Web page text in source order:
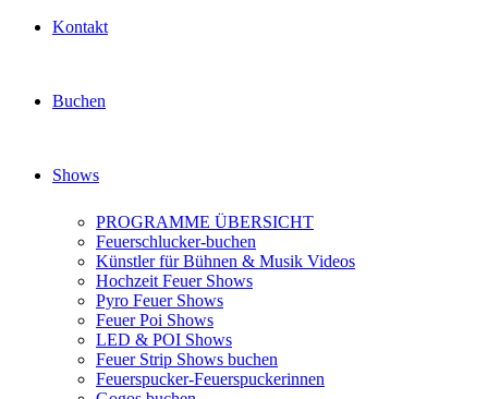
Kontakt
Buchen
Shows
PROGRAMME ÜBERSICHT
Feuerschlucker-buchen
Künstler für Bühnen & Musik Videos
Hochzeit Feuer Shows
Pyro Feuer Shows
Feuer Poi Shows
LED & POI Shows
Feuer Strip Shows buchen
Feuerspucker-Feuerspuckerinnen